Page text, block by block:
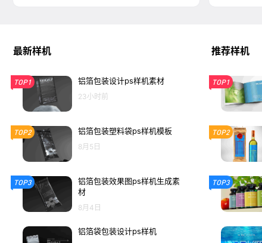
最新样机
TOP1 铝箔包装设计ps样机素材
23小时前
TOP2 铝箔包装塑料袋ps样机模板
8月5日
TOP3
铝箔包装效果图ps样机生成素
材
8月4日
铝箔袋包装设计ps样机
推荐样机
TOP1
TOP2
TOP3